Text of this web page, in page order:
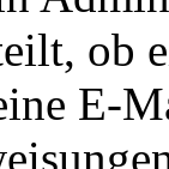
ob
E-